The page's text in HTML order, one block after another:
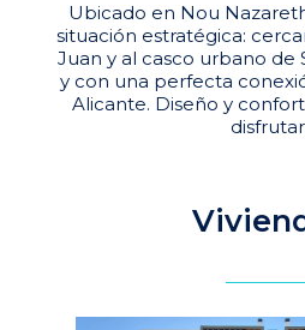
Ubicado en Nou
situación estratégica:
Juan y al casco urbano de
y con una perfecta
Alicante. Diseño y